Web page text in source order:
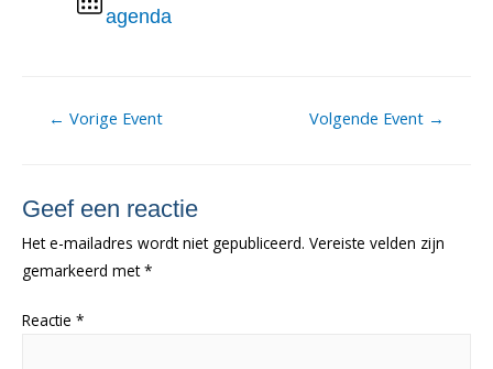
agenda
Berichtnavigatie
← Vorige Event Volgende Event →
Geef een reactie
Het e-mailadres wordt niet gepubliceerd. Vereiste velden zijn
gemarkeerd met*
Reactie *